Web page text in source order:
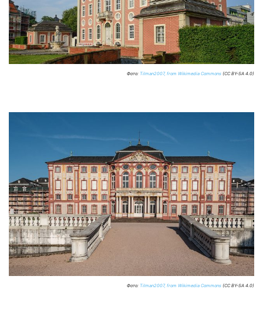
Фото: Tilman2007, from Wikimedia Commons (CC BY-SA 4.0)
Фото: Tilman2007, from Wikimedia Commons (CC BY-SA 4.0)